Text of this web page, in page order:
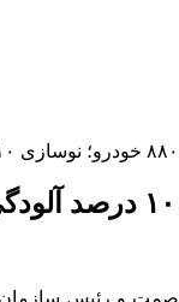
صمت و رئیس